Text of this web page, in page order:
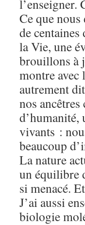
l’enseigner.
Ce que
de
la Vie, une
brouillons à
montre avec
autrement
nos
d’humanité,
vivants :
beaucoup
La nature
un équilibre
si menacé.
J’ai aussi
biologie